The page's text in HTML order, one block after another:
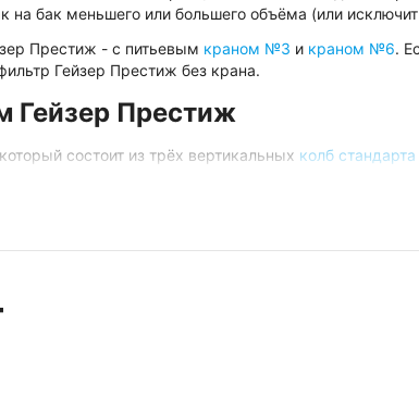
бак меньшего или большего объёма (или
Престиж - с питьевым краном №3 и краном №6.
Гейзер Престиж без крана.
Гейзер Престиж
состоит из трёх вертикальных колб стандарта